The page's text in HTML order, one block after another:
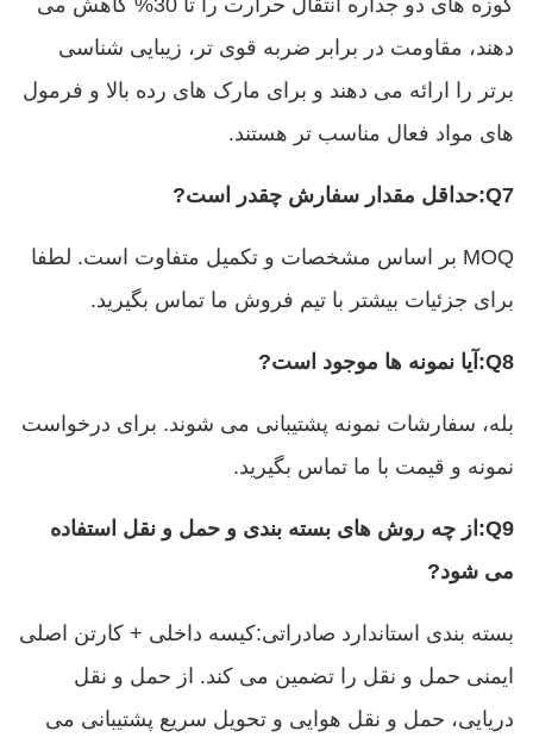
دهند، مقاومت در برابر ضربه قوی تر، زیبایی شناسی
برتر را ارائه می دهند و برای مارک های رده بالا و فرمول
های مواد فعال مناسب تر هستند.
Q7
:حداقل مقدار سفارش چقدر است?
MOQ بر اساس مشخصات و تکمیل متفاوت است. لطفا
برای جزئیات بیشتر با تیم فروش ما تماس بگیرید.
Q8
: آیا نمونه ها موجود است?
بله، سفارشات نمونه پشتیبانی می شوند. برای درخواست
نمونه و قیمت با ما تماس بگیرید.
Q9
: از چه روش های بسته بندی و حمل و نقل استفاده
می شود?
بسته بندی استاندارد صادراتی:کیسه داخلی + کارتن اصلی
ایمنی حمل و نقل را تضمین می کند. از حمل و نقل
دریایی، حمل و نقل هوایی و تحویل سریع پشتیبانی می